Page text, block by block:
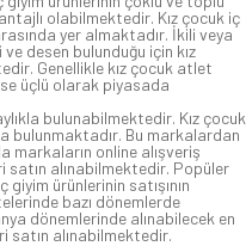
olabilmektedir. Kız çocuk iç
yer almaktadır. İkili veya
desen bulunduğu için kız
Genellikle kız çocuk atlet
üçlü olarak piyasada
bulunabilmektedir. Kız çocuk
bulunmaktadır. Bu markalardan
markaların online alışveriş
satın alınabilmektedir. Popüler
ürünlerinin satışının
bazı dönemlerde
dönemlerinde alınabilecek en
satın alınabilmektedir.